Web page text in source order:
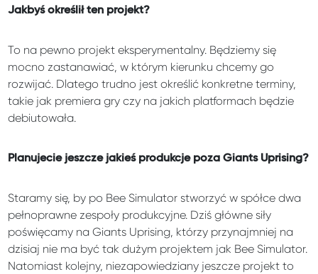
Jakbyś określił ten projekt?
To na pewno projekt eksperymentalny. Będziemy się
mocno zastanawiać, w którym kierunku chcemy go
rozwijać. Dlatego trudno jest określić konkretne terminy,
takie jak premiera gry czy na jakich platformach będzie
debiutowała.
Planujecie jeszcze jakieś produkcje poza Giants Uprising?
Staramy się, by po Bee Simulator stworzyć w spółce dwa
pełnoprawne zespoły produkcyjne. Dziś główne siły
poświęcamy na Giants Uprising, którzy przynajmniej na
dzisiaj nie ma być tak dużym projektem jak Bee Simulator.
Natomiast kolejny, niezapowiedziany jeszcze projekt to